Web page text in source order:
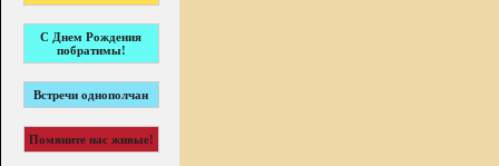
С Днем Рождения
побратимы!
Встречи однополчан
Помяните нас живые!